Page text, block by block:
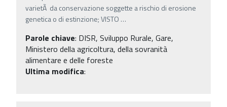
varietÃ da conservazione soggette a rischio di erosione
genetica o di estinzione; VISTO …
Parole chiave: DISR, Sviluppo Rurale, Gare,
Ministero della agricoltura, della sovranità
alimentare e delle foreste
Ultima modifica: